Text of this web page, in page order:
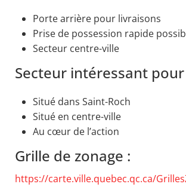
Porte arrière pour livraisons
Prise de possession rapide
Secteur centre-ville
Secteur intéressant pour
Situé dans Saint-Roch
Situé en centre-ville
Au cœur de l’action
Grille de zonage :
https://carte.ville.quebec.qc.ca/